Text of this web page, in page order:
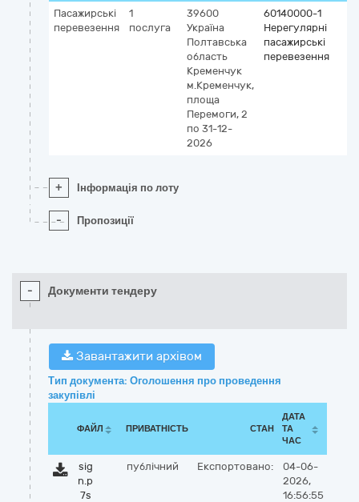
Пасажирські
перевезення
1
послуга
39600
Україна
Полтавська
область
Кременчук
м.Кременчук,
площа
Перемоги, 2
по 31-12-
2026
60140000-1
Нерегулярні
пасажирські
перевезення
+ Інформація по лоту
- Пропозиції
- Документи тендеру
Завантажити архівом
Тип документа: Оголошення про проведення
закупівлі
ФАЙЛ ПРИВАТНІСТЬ СТАН
ДАТА
ТА
ЧАС
sig
n.p
7s
публічний Експортовано:
04-06-
2026,
16:56:55